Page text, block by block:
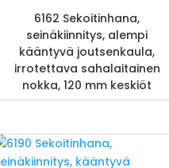
6162 Sekoitinhana,
seinäkiinnitys, alempi
kääntyvä joutsenkaula,
irrotettava sahalaitainen
nokka, 120 mm keskiöt